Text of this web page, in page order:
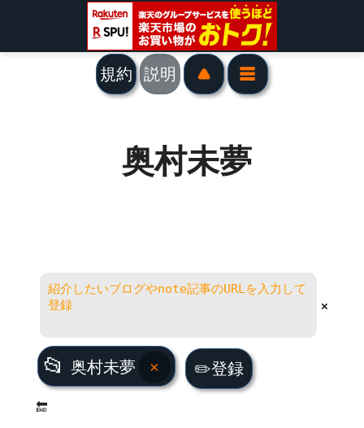
規約 説明
奥村未夢
×
📂 奥村未夢
× ✏️登録
🔚